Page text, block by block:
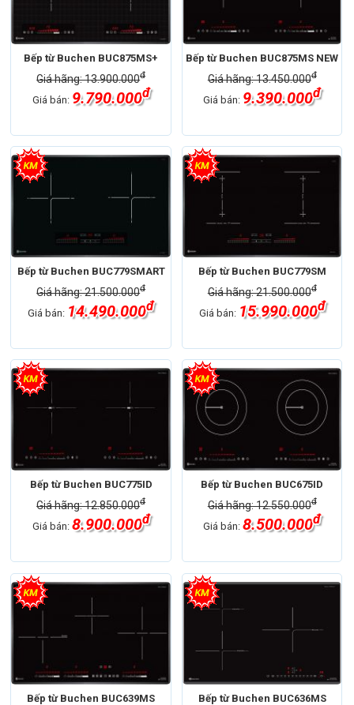
Bếp từ Buchen BUC875MS+
Giá hãng: 13.900.000đ
Giá bán: 9.790.000đ
Bếp từ Buchen BUC875MS NEW
Giá hãng: 13.450.000đ
Giá bán: 9.390.000đ
Bếp từ Buchen BUC779SMART
Giá hãng: 21.500.000đ
Giá bán: 14.490.000đ
Bếp từ Buchen BUC779SM
Giá hãng: 21.500.000đ
Giá bán: 15.990.000đ
Bếp từ Buchen BUC775ID
Giá hãng: 12.850.000đ
Giá bán: 8.900.000đ
Bếp từ Buchen BUC675ID
Giá hãng: 12.550.000đ
Giá bán:8.500.000đ
Bếp từ Buchen BUC639MS Bếp từ Buchen BUC636MS